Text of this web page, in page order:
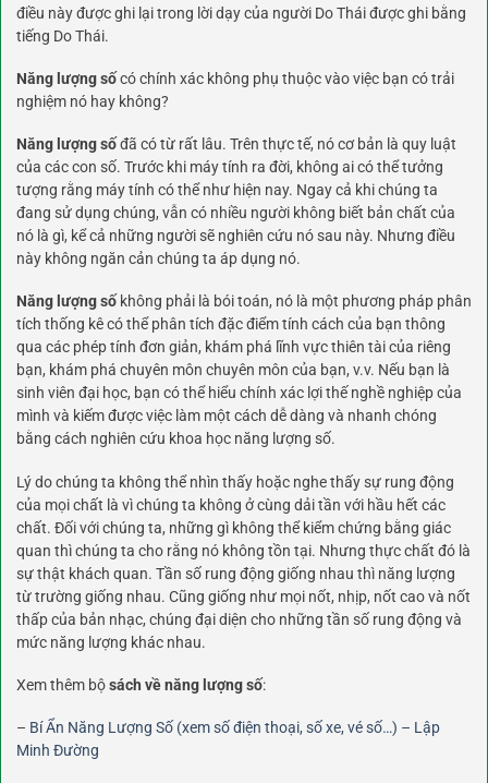
điều này được ghi lại trong lời dạy của người Do Thái được ghi bằng
tiếng Do Thái.
Năng lượng sốcó chính xác không phụ thuộc vào việc bạn có trải
nghiệm nó hay không?
Năng lượng sốđã có từ rất lâu. Trên thực tế, nó cơ bản là quy luật
của các con số. Trước khi máy tính ra đời, không ai có thể tưởng
tượng rằng máy tính có thể như hiện nay. Ngay cả khi chúng ta
đang sử dụng chúng, vẫn có nhiều người không biết bản chất của
nó là gì, kể cả những người sẽ nghiên cứu nó sau này. Nhưng điều
này không ngăn cản chúng ta áp dụng nó.
Năng lượng số không phải là bói toán, nó là một phương pháp phân
tích thống kê có thể phân tích đặc điểm tính cách của bạn thông
qua các phép tính đơn giản, khám phá lĩnh vực thiên tài của riêng
bạn, khám phá chuyên môn chuyên môn của bạn, v.v. Nếu bạn là
sinh viên đại học, bạn có thể hiểu chính xác lợi thế nghề nghiệp của
mình và kiếm được việc làm một cách dễ dàng và nhanh chóng
bằng cách nghiên cứu khoa học năng lượng số.
Lý do chúng ta không thể nhìn thấy hoặc nghe thấy sự rung động
của mọi chất là vì chúng ta không ở cùng dải tần với hầu hết các
chất. Đối với chúng ta, những gì không thể kiểm chứng bằng giác
quan thì chúng ta cho rằng nó không tồn tại. Nhưng thực chất đó là
sự thật khách quan. Tần số rung động giống nhau thì năng lượng
từ trường giống nhau. Cũng giống như mọi nốt, nhịp, nốt cao và nốt
thấp của bản nhạc, chúng đại diện cho những tần số rung động và
mức năng lượng khác nhau.
Xem thêm bộsách về năng lượng số:
– Bí Ẩn Năng Lượng Số (xem số điện thoại, số xe, vé số…) – Lập
Minh Đường